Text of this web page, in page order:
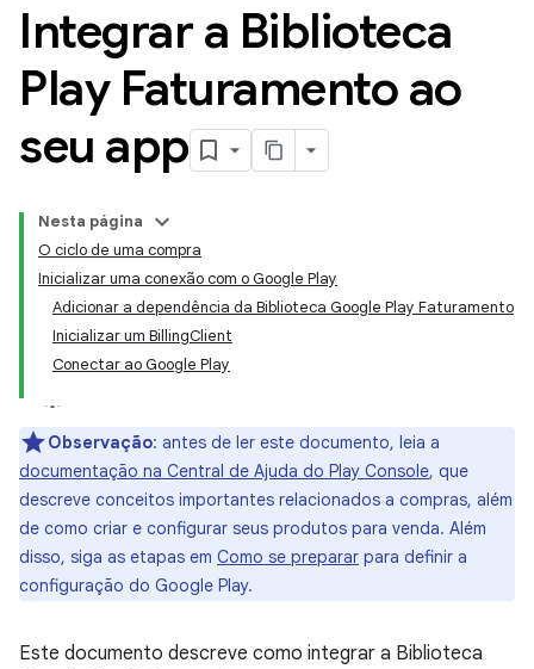
Integrar a Biblioteca
Play Faturamento ao
seu app
Nesta página
O ciclo de uma compra
Inicializar uma conexão com o Google Play
Adicionar a dependência da Biblioteca Google Play Faturamento
Inicializar um BillingClient
Conectar ao Google Play
Observação: antes de ler este documento, leia a
documentação na Central de Ajuda do Play Console, que
descreve conceitos importantes relacionados a compras, além
de como criar e configurar seus produtos para venda. Além
disso, siga as etapas em Como se preparar para definir a
configuração do Google Play.
Este documento descreve como integrar a Biblioteca